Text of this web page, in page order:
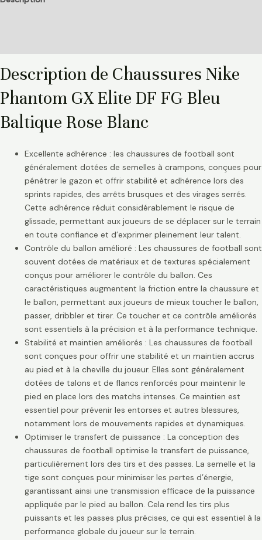
Description de Chaussures Nike
Phantom GX Elite DF FG Bleu
Baltique Rose Blanc
Excellente adhérence : les chaussures de football sont
généralement dotées de semelles à crampons, conçues pour
pénétrer le gazon et offrir stabilité et adhérence lors des
sprints rapides, des arrêts brusques et des virages serrés.
Cette adhérence réduit considérablement le risque de
glissade, permettant aux joueurs de se déplacer sur le terrain
en toute confiance et d’exprimer pleinement leur talent.
Contrôle du ballon amélioré : Les chaussures de football sont
souvent dotées de matériaux et de textures spécialement
conçus pour améliorer le contrôle du ballon. Ces
caractéristiques augmentent la friction entre la chaussure et
le ballon, permettant aux joueurs de mieux toucher le ballon,
passer, dribbler et tirer. Ce toucher et ce contrôle améliorés
sont essentiels à la précision et à la performance technique.
Stabilité et maintien améliorés : Les chaussures de football
sont conçues pour offrir une stabilité et un maintien accrus
au pied et à la cheville du joueur. Elles sont généralement
dotées de talons et de flancs renforcés pour maintenir le
pied en place lors des matchs intenses. Ce maintien est
essentiel pour prévenir les entorses et autres blessures,
notamment lors de mouvements rapides et dynamiques.
Optimiser le transfert de puissance : La conception des
chaussures de football optimise le transfert de puissance,
particulièrement lors des tirs et des passes. La semelle et la
tige sont conçues pour minimiser les pertes d’énergie,
garantissant ainsi une transmission efficace de la puissance
appliquée par le pied au ballon. Cela rend les tirs plus
puissants et les passes plus précises, ce qui est essentiel à la
performance globale du joueur sur le terrain.